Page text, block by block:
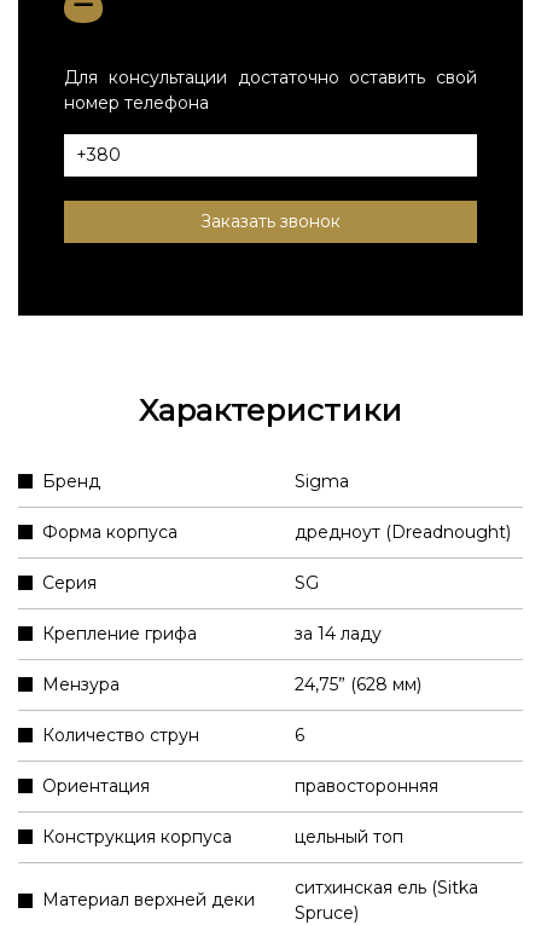
Для консультации достаточно оставить свой
номер телефона
Заказать звонок
Характеристики
Бренд Sigma
Форма корпуса дредноут (Dreadnought)
Серия SG
Крепление грифа за 14 ладу
Мензура 24,75” (628 мм)
Количество струн 6
Ориентация правосторонняя
Конструкция корпуса цельный топ
Материал верхней деки
ситхинская ель (Sitka
Spruce)